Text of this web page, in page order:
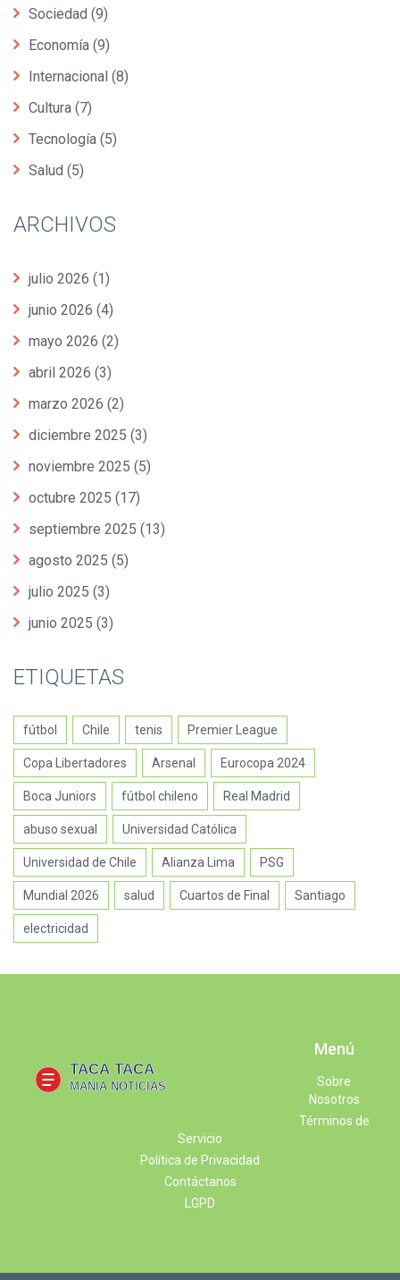
Sociedad (9)
Economía (9)
Internacional (8)
Cultura (7)
Tecnología (5)
Salud (5)
ARCHIVOS
julio 2026 (1)
junio 2026 (4)
mayo 2026 (2)
abril 2026 (3)
marzo 2026 (2)
diciembre 2025 (3)
noviembre 2025 (5)
octubre 2025 (17)
septiembre 2025 (13)
agosto 2025 (5)
julio 2025 (3)
junio 2025 (3)
ETIQUETAS
fútbol Chile tenis Premier League
Copa Libertadores Arsenal Eurocopa 2024
Boca Juniors fútbol chileno Real Madrid
abuso sexual Universidad Católica
Universidad de Chile Alianza Lima PSG
Mundial 2026 salud Cuartos de Final Santiago
electricidad
Menú
Sobre
Nosotros
Términos de
Servicio
Política de Privacidad
Contáctanos
LGPD